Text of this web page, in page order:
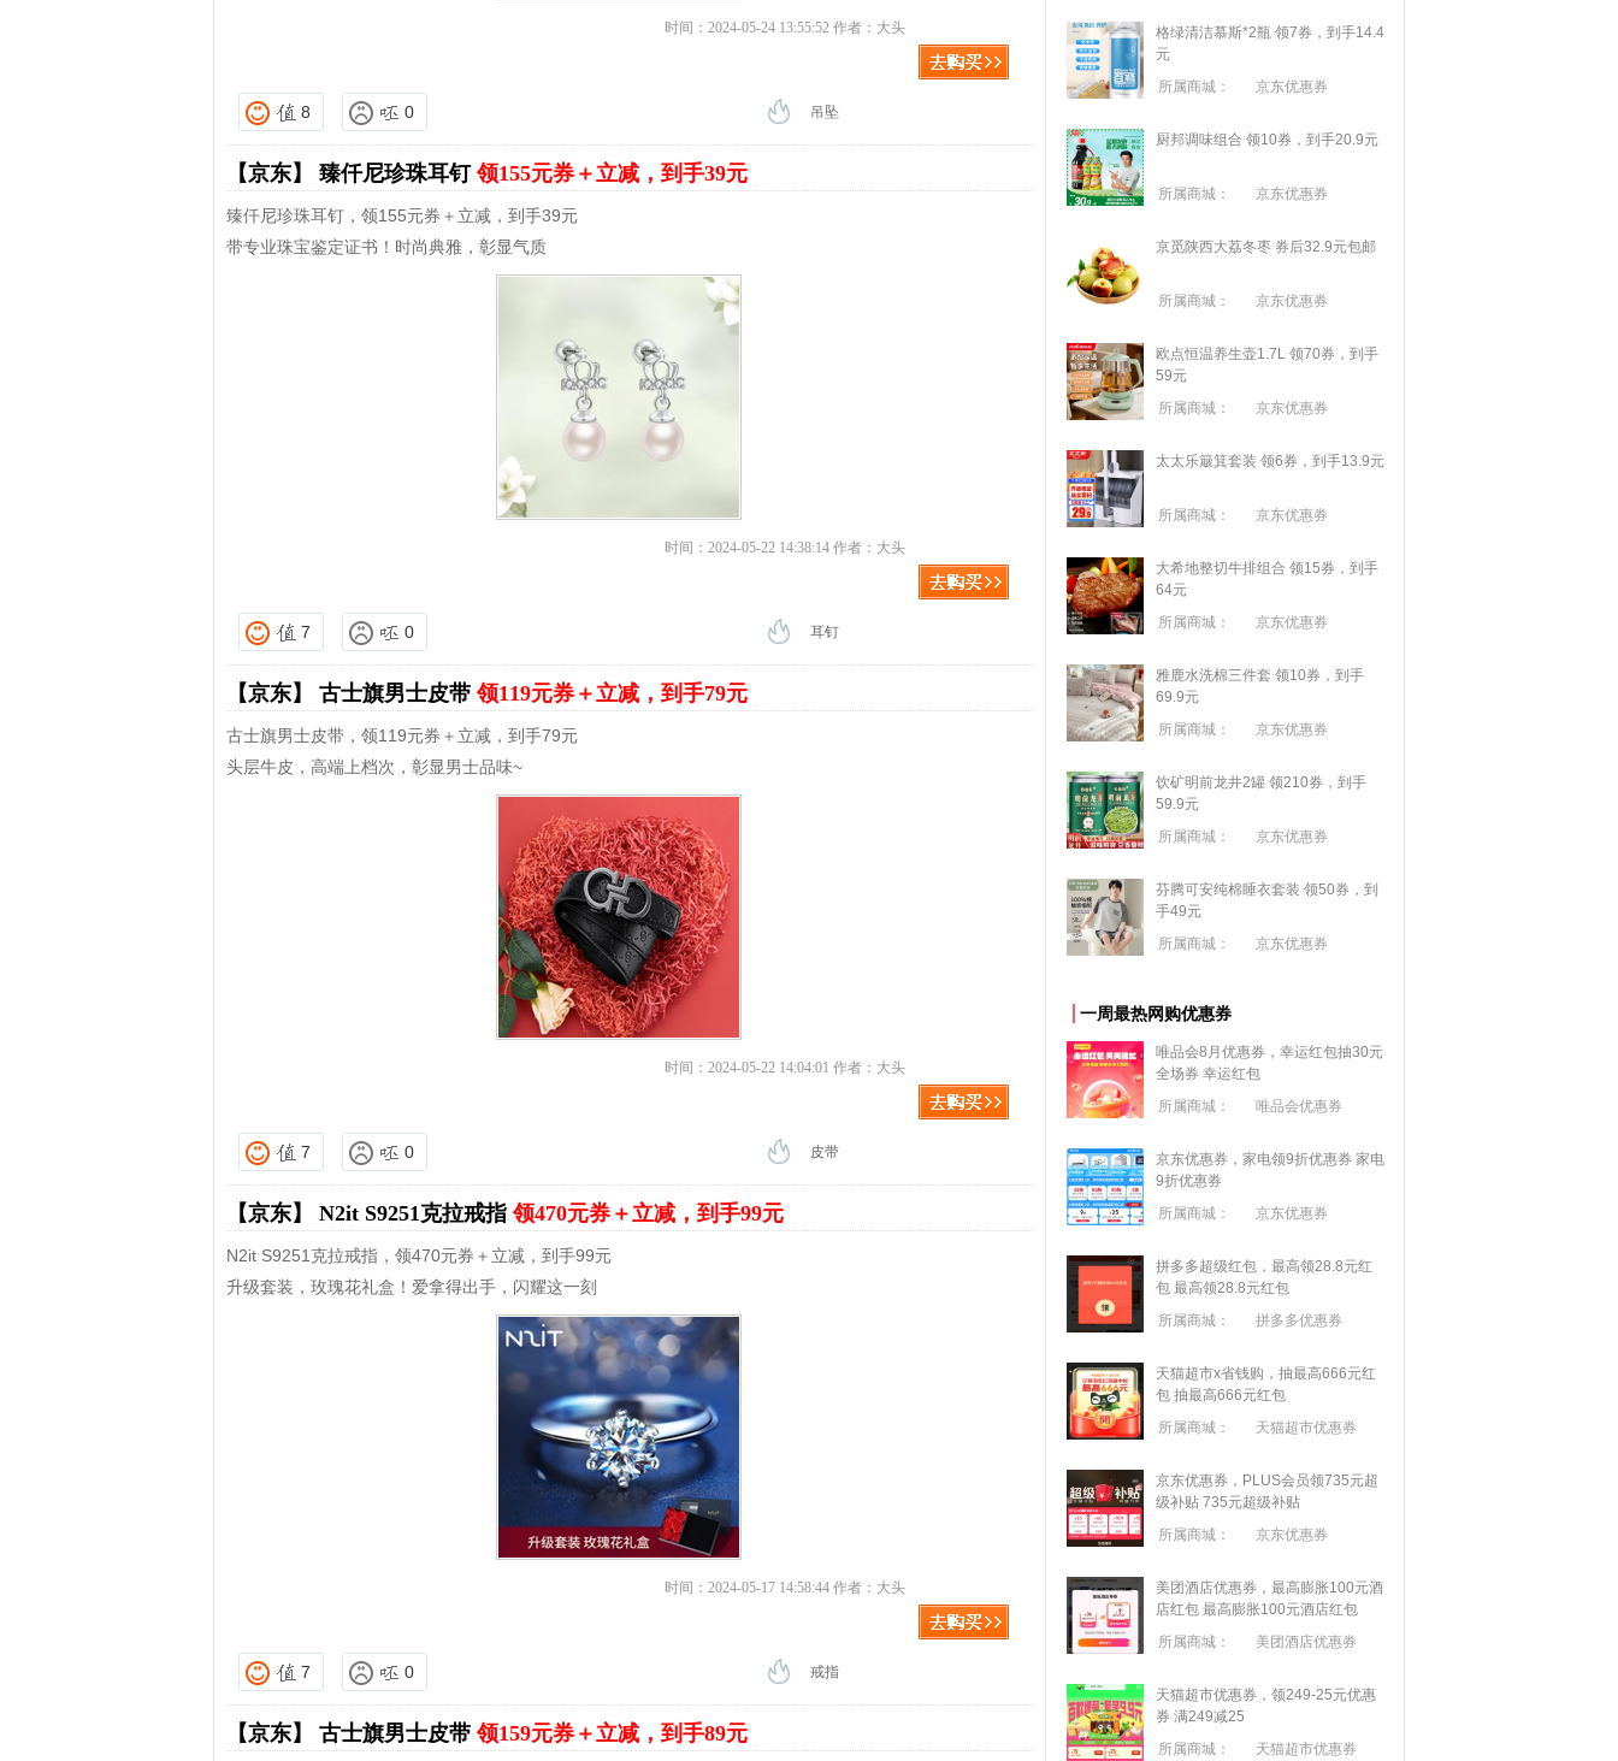
时间：2024-05-24 13:55:52 作者：大头
8 0 吊坠
【京东】 臻仟尼珍珠耳钉领155元券＋立减，到手39元
臻仟尼珍珠耳钉，领155元券＋立减，到手39元
带专业珠宝鉴定证书！时尚典雅，彰显气质
时间：2024-05-22 14:38:14 作者：大头
7 0 耳钉
【京东】 古士旗男士皮带领119元券＋立减，到手79元
古士旗男士皮带，领119元券＋立减，到手79元
头层牛皮，高端上档次，彰显男士品味~
时间：2024-05-22 14:04:01 作者：大头
7 0 皮带
【京东】 N2it S9251克拉戒指领470元券＋立减，到手99元
N2it S9251克拉戒指，领470元券＋立减，到手99元
升级套装，玫瑰花礼盒！爱拿得出手，闪耀这一刻
时间：2024-05-17 14:58:44 作者：大头
7 0 戒指
【京东】 古士旗男士皮带领159元券＋立减，到手89元
格绿清洁慕斯*2瓶 领7券，到手14.4
元
所属商城：
京东优惠券
厨邦调味组合 领10券，到手20.9元
所属商城： 京东优惠券
京觅陕西大荔冬枣 券后32.9元包邮
所属商城： 京东优惠券
欧点恒温养生壶1.7L 领70券，到手
59元
所属商城：
京东优惠券
太太乐簸箕套装 领6券，到手13.9元
所属商城： 京东优惠券
大希地整切牛排组合 领15券，到手
64元
所属商城：
京东优惠券
雅鹿水洗棉三件套 领10券，到手
69.9元
所属商城：
京东优惠券
饮矿明前龙井2罐 领210券，到手
59.9元
所属商城：
京东优惠券
芬腾可安纯棉睡衣套装 领50券，到
手49元
所属商城：
京东优惠券
一周最热网购优惠券
唯品会8月优惠券，幸运红包抽30元
全场券 幸运红包
所属商城：
唯品会优惠券
京东优惠券，家电领9折优惠券 家电
9折优惠券
所属商城：
京东优惠券
拼多多超级红包，最高领28.8元红
包 最高领28.8元红包
所属商城：
拼多多优惠券
天猫超市x省钱购，抽最高666元红
包 抽最高666元红包
所属商城：
天猫超市优惠券
京东优惠券，PLUS会员领735元超
级补贴 735元超级补贴
所属商城：
京东优惠券
美团酒店优惠券，最高膨胀100元酒
店红包 最高膨胀100元酒店红包
所属商城：
美团酒店优惠券
天猫超市优惠券，领249-25元优惠
券 满249减25
所属商城：
天猫超市优惠券